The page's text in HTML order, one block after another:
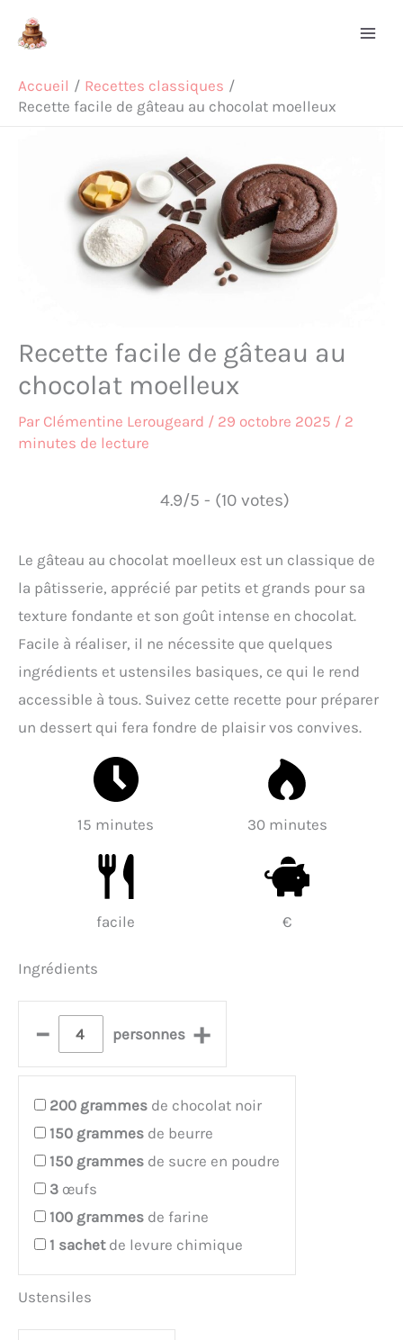
Accueil
Recettes classiques
Recette facile de gâteau au chocolat moelleux
Recette facile de gâteau au
chocolat moelleux
Par Clémentine Lerougeard / 29 octobre 2025 / 2
minutes de lecture
4.9/5 - (10 votes)
Le gâteau au chocolat moelleux est un classique de
la pâtisserie, apprécié par petits et grands pour sa
texture fondante et son goût intense en chocolat.
Facile à réaliser, il ne nécessite que quelques
ingrédients et ustensiles basiques, ce qui le rend
accessible à tous. Suivez cette recette pour préparer
un dessert qui fera fondre de plaisir vos convives.
15 minutes 30 minutes
facile €
Ingrédients
– personnes +
200 grammes de chocolat noir
150 grammes de beurre
150 grammes de sucre en poudre
3 œufs
100 grammes de farine
1 sachetde levure chimique
Ustensiles
Rechercher